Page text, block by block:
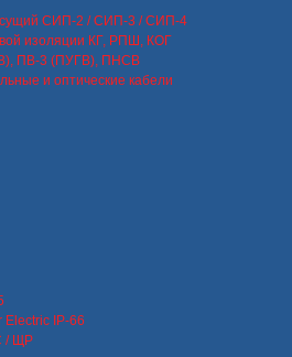
СИП-2 / СИП-3 / СИП-4
изоляции КГ, РПШ, КОГ
ПВ-3 (ПУГВ), ПНСВ
и оптические кабели
Electric IP-66
/ ЩР